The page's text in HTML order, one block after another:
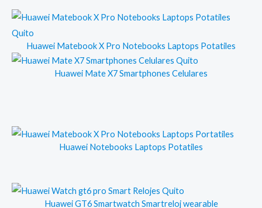
Huawei Matebook X Pro Notebooks Laptops Potatiles
Huawei Mate X7 Smartphones Celulares
Huawei Notebooks Laptops Potatiles
Huawei GT6 Smartwatch Smartreloj wearable